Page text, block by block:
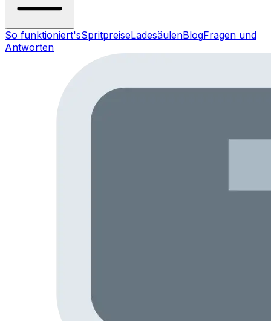
So funktioniert'sSpritpreiseLadesäulenBlogFragen und
Antworten